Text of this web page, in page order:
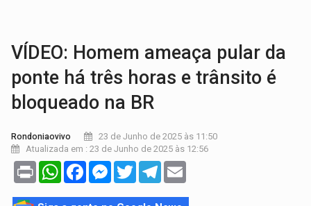
VÍDEO: Homem ameaça pular da
ponte há três horas e trânsito é
bloqueado na BR
Rondoniaovivo
23 de Junho de 2025 às 11:50
Atualizada em : 23 de Junho de 2025 às 12:56
Print WhatsAppFacebookMessenger
TwitterTelegram